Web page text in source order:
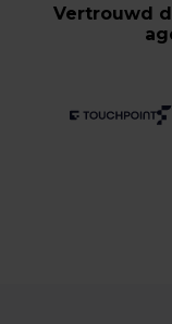
Vertrouwd